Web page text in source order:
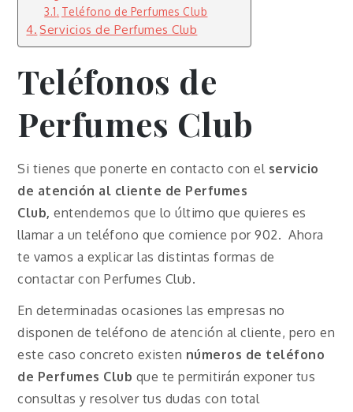
Teléfono de Perfumes Club
Servicios de Perfumes Club
Teléfonos de
Perfumes Club
Si tienes que ponerte en contacto con el servicio
de atención al cliente de Perfumes
Club, entendemos que lo último que quieres es
llamar a un teléfono que comience por 902. Ahora
te vamos a explicar las distintas formas de
contactar con Perfumes Club.
En determinadas ocasiones las empresas no
disponen de teléfono de atención al cliente, pero en
este caso concreto existen números de teléfono
de Perfumes Club que te permitirán exponer tus
consultas y resolver tus dudas con total